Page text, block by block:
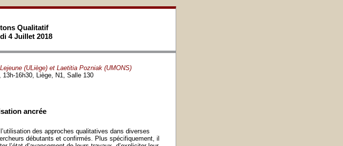
Qualitatif
4 Juillet 2018
(ULiège) et Laetitia Pozniak (UMONS)
13h-16h30, Liège, N1, Salle 130
ancrée
des approches qualitatives dans diverses
débutants et confirmés. Plus spécifiquement, il